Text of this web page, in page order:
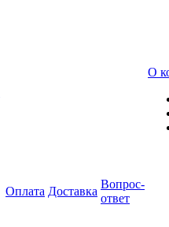
Оплата Доставка
Вопрос-
ответ
О